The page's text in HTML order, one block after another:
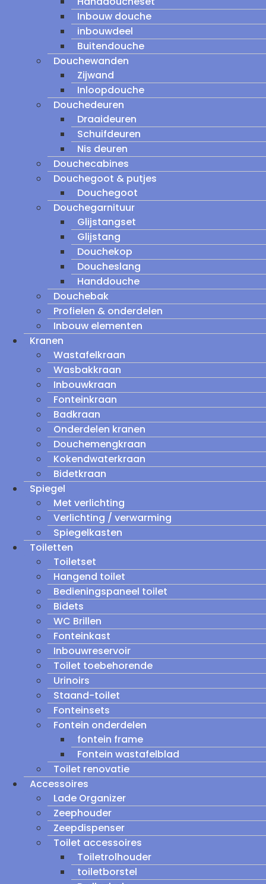
Inbouw douche
inbouwdeel
Buitendouche
Douchewanden
Zijwand
Inloopdouche
Douchedeuren
Draaideuren
Schuifdeuren
Nis deuren
Douchecabines
Douchegoot & putjes
Douchegoot
Douchegarnituur
Glijstangset
Glijstang
Douchekop
Doucheslang
Handdouche
Douchebak
Profielen & onderdelen
Inbouw elementen
Kranen
Wastafelkraan
Wasbakkraan
Inbouwkraan
Fonteinkraan
Badkraan
Onderdelen kranen
Douchemengkraan
Kokendwaterkraan
Bidetkraan
Spiegel
Met verlichting
Verlichting / verwarming
Spiegelkasten
Toiletten
Toiletset
Hangend toilet
Bedieningspaneel toilet
Bidets
WC Brillen
Fonteinkast
Inbouwreservoir
Toilet toebehorende
Urinoirs
Staand-toilet
Fonteinsets
Fontein onderdelen
fontein frame
Fontein wastafelblad
Toilet renovatie
Accessoires
Lade Organizer
Zeephouder
Zeepdispenser
Toilet accessoires
Toiletrolhouder
toiletborstel